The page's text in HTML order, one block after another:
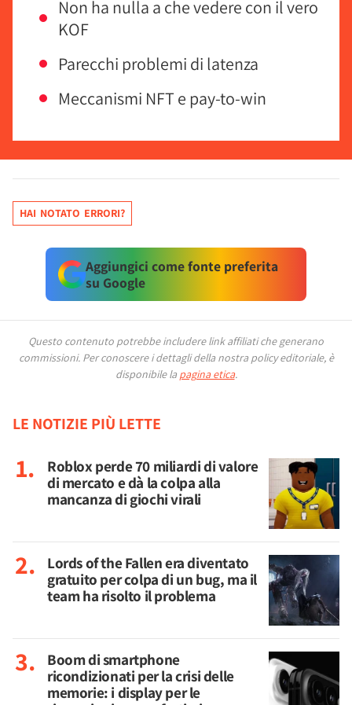
Non ha nulla a che vedere con il vero
KOF
Parecchi problemi di latenza
Meccanismi NFT e pay-to-win
HAI NOTATO ERRORI?
Aggiungici come fonte preferita
su Google
Questo contenuto potrebbe includere link affiliati che generano
commissioni. Per conoscere i dettagli della nostra policy editoriale, è
disponibile la pagina etica.
LE NOTIZIE PIÙ LETTE
Roblox perde 70 miliardi di valore
di mercato e dà la colpa alla
mancanza di giochi virali
Lords of the Fallen era diventato
gratuito per colpa di un bug, ma il
team ha risolto il problema
Boom di smartphone
ricondizionati per la crisi delle
memorie: i display per le